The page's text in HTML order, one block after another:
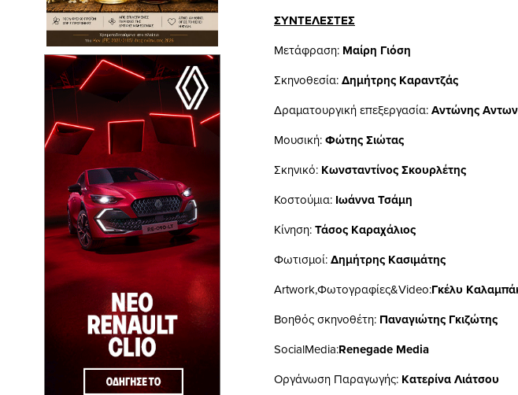
ΣΥΝΤΕΛΕΣΤΕΣ
Μετάφραση: Μαίρη Γιόση
Σκηνοθεσία:Δημήτρης Καραντζάς
Δραματουργική επεξεργασία:Αντώνης
Μουσική:Φώτης Σιώτας
Σκηνικό: Κωνσταντίνος Σκουρλέτης
Κοστούμια: Ιωάννα Τσάμη
Κίνηση:Τάσος Καραχάλιος
Φωτισμοί:Δημήτρης Κασιμάτης
Artwork,Φωτογραφίες&Video:Γκέλυ
Βοηθός σκηνοθέτη: Παναγιώτης Γκιζώτης
SocialMedia:Renegade Media
Οργάνωση Παραγωγής: Κατερίνα Λιάτσου